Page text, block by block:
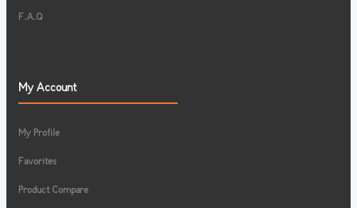
F.A.Q
My Account
My Profile
Favorites
Product Compare